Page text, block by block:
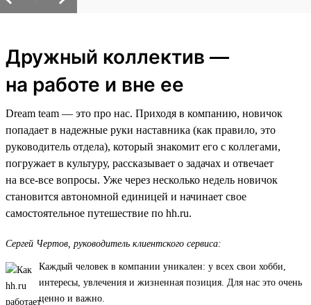
Дружный коллектив —
на работе и вне ее
Dream team — это про нас. Приходя в компанию, новичок
попадает в надежные руки наставника (как правило, это
руководитель отдела), который знакомит его с коллегами,
погружает в культуру, рассказывает о задачах и отвечает
на все-все вопросы. Уже через несколько недель новичок
становится автономной единицей и начинает свое
самостоятельное путешествие по hh.ru.
Сергей Чертов, руководитель клиентского сервиса:
Каждый человек в компании уникален: у всех свои хобби,
интересы, увлечения и жизненная позиция. Для нас это очень
ценно и важно.